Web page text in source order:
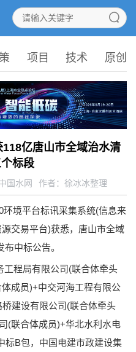
项目 技术 原创
亿唐山市全域治水清
标段
国水网 作者：徐冰冰整理
环境平台标讯采集系统(信息来
交易平台)获悉，唐山市全域
中标公告。
工程局有限公司(联合体牵头
成员)+中交河海工程有限公
建设有限公司(联合体牵头
(联合体成员)+华北水利水电
标B包，中国电建市政建设集